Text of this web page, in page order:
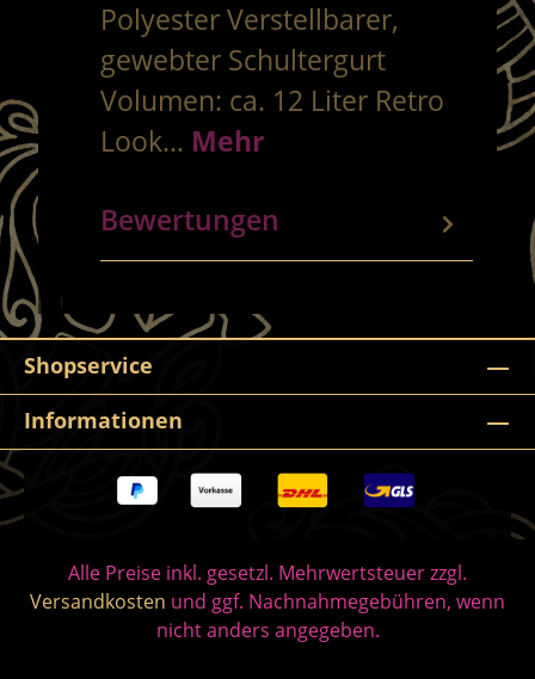
Polyester Verstellbarer,
gewebter Schultergurt
Volumen: ca. 12 Liter Retro
Look… Mehr
Bewertungen
Shopservice
Informationen
Alle Preise inkl. gesetzl. Mehrwertsteuer zzgl.
Versandkosten und ggf. Nachnahmegebühren, wenn
nicht anders angegeben.